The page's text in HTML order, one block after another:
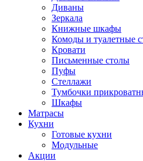
Диваны
Зеркала
Книжные шкафы
Комоды и туалетные
Кровати
Письменные столы
Пуфы
Стеллажи
Тумбочки
Шкафы
Матрасы
Кухни
Готовые кухни
Модульные
Акции